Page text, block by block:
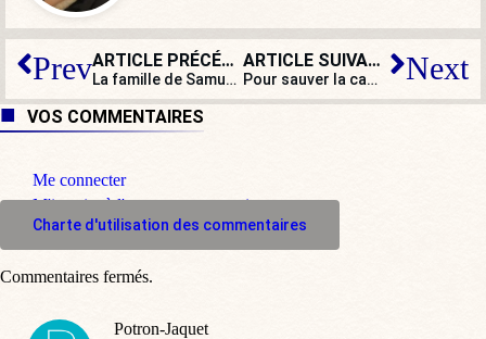
Prev ARTICLE PRÉCÉDENT
La famille de Samuel Paty porte plainte pour « non-assistance à personne en péril et non-empêchement de crime »
ARTICLE SUIVANT
Pour sauver la campagne de Valérie Pécresse, une dame de 87 ans saute en parachute. D’autres initiatives ? Next
VOS COMMENTAIRES
Me connecter
M'inscrire à l'espace commentaire
Charte d'utilisation des commentaires
Potron-Jaquet
Commentaires fermés.